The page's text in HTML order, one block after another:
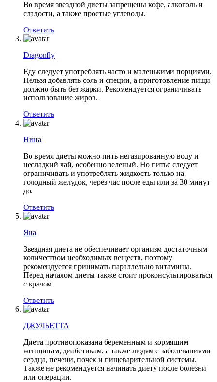
Во время звездной диеты запрещены кофе, алкоголь и
сладости, а также простые углеводы.
Ответить
Dragonfly
Еду следует употреблять часто и маленькими порциями.
Нельзя добавлять соль и специи, а приготовление пищи
должно быть без жарки. Рекомендуется ограничивать
использование жиров.
Ответить
Нина
Во время диеты можно пить негазированную воду и
несладкий чай, особенно зеленый. Но питье следует
ограничивать и употреблять жидкость только на
голодный желудок, через час после еды или за 30 минут
до.
Ответить
Яна
Звездная диета не обеспечивает организм достаточным
количеством необходимых веществ, поэтому
рекомендуется принимать параллельно витамины.
Перед началом диеты также стоит проконсультироваться
с врачом.
Ответить
ДЖУЛЬЕТТА
Диета противопоказана беременным и кормящим
женщинам, диабетикам, а также людям с заболеваниями
сердца, печени, почек и пищеварительной системы.
Также не рекомендуется начинать диету после болезни
или операции.